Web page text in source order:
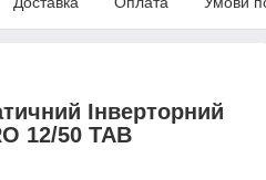
Інверторний
12/50 ТАВ